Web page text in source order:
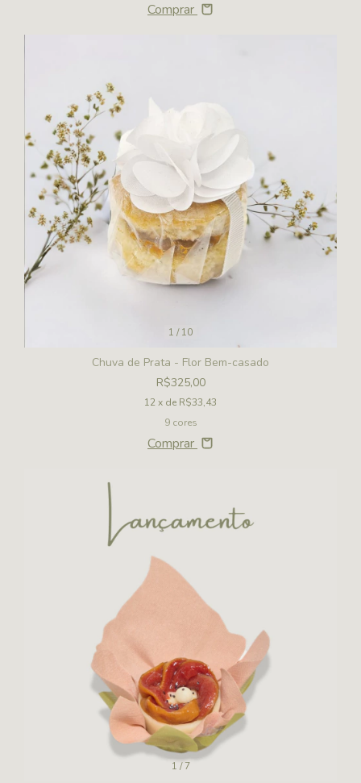
Comprar
1 /10
Chuva de Prata - Flor Bem-casado
R$325,00
12x de R$33,43
9 cores
Comprar
1 /7